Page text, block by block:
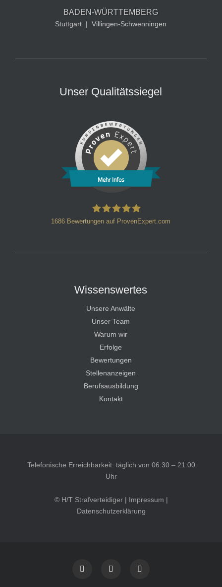
BADEN-WÜRTTEMBERG
Stuttgart | Villingen-Schwenningen
Unser Qualitätssiegel
Mehr Infos
1686 Bewertungen auf ProvenExpert.com
Wissenswertes
Unsere Anwälte
Unser Team
Warum wir
Erfolge
Bewertungen
Stellenanzeigen
Berufsausbildung
Kontakt
Telefonische Erreichbarkeit: täglich von 06:30 – 21:00
Uhr
© H/T Strafverteidiger | Impressum |
Datenschutzerklärung